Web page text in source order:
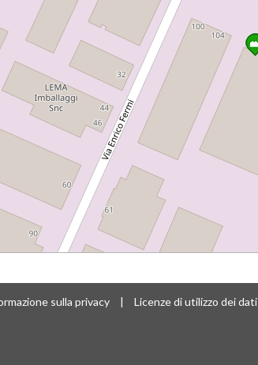
sulla privacy | Licenze di utilizzo dei dati